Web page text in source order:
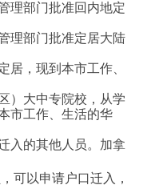
理部门批准回内地定
理部门批准定居大陆
居，现到本市工作、
）大中专院校，从学
市工作、生活的华
入的其他人员。 加拿
可以申请户口迁入，